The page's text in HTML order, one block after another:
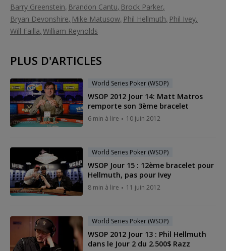
Barry Greenstein Brandon Cantu Brock Parker
Bryan Devonshire Mike Matusow Phil Hellmuth Phil Ivey
Will Failla William Reynolds
PLUS D'ARTICLES
World Series Poker (WSOP)
WSOP 2012 Jour 14: Matt Matros
remporte son 3ème bracelet
6 min à lire 10 juin 2012
World Series Poker (WSOP)
WSOP Jour 15 : 12ème bracelet pour
Hellmuth, pas pour Ivey
8 min à lire 11 juin 2012
World Series Poker (WSOP)
WSOP 2012 Jour 13 : Phil Hellmuth
dans le Jour 2 du 2.500$ Razz